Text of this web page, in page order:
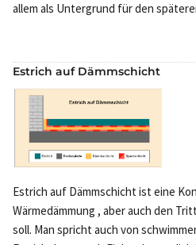
allem als Untergrund für den
Estrich auf Dämmschicht
Estrich auf Dämmschicht ist eine
Wärmedämmung , aber auch den
soll. Man spricht auch von